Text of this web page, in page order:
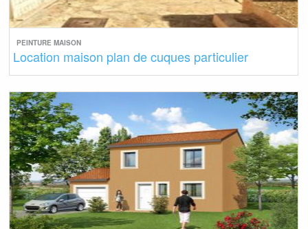
PEINTURE MAISON
Location maison plan de cuques particulier